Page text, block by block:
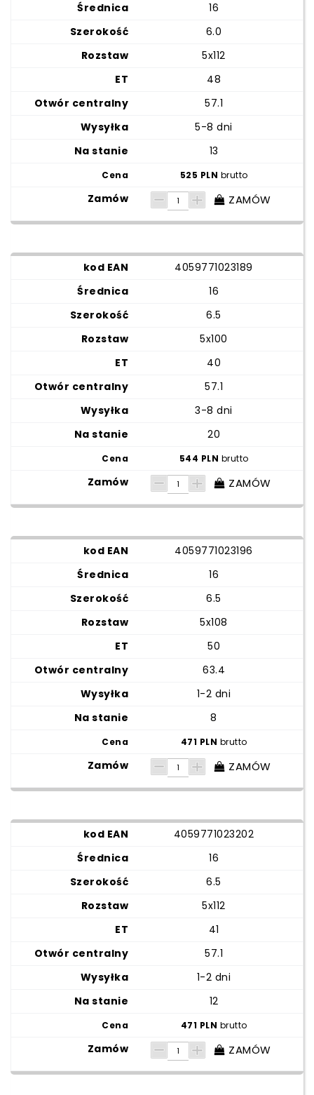
16
6.0
5x112
48
57.1
5-8 dni
13
525 PLN brutto
ZAMÓW
4059771023189
16
6.5
5x100
40
57.1
3-8 dni
20
544 PLN brutto
ZAMÓW
4059771023196
16
6.5
5x108
50
63.4
1-2 dni
8
471 PLN brutto
ZAMÓW
4059771023202
16
6.5
5x112
41
57.1
1-2 dni
12
471 PLN brutto
ZAMÓW